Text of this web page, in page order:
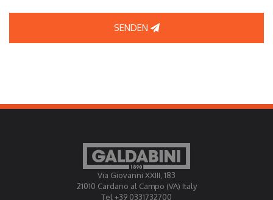
SENDEN
Via Giovanni XXIII, 183
21010 Cardano al Campo (VA) Italy
Tel +39 0331732700